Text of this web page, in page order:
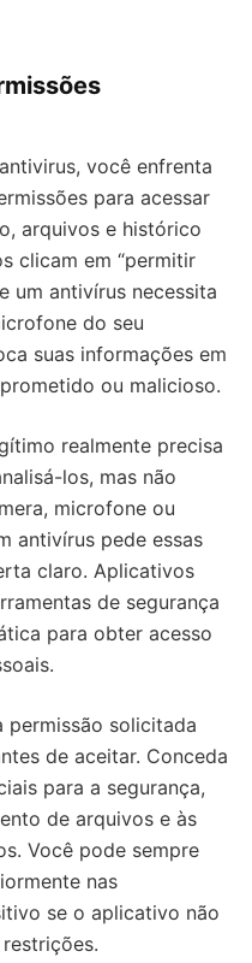
você enfrenta
para acessar
arquivos e histórico
clicam em “permitir
um antivírus necessita
do seu
suas informações em
ou malicioso.
realmente precisa
los, mas não
microfone ou
antivírus pede essas
claro. Aplicativos
de segurança
para obter acesso
permissão solicitada
de aceitar. Conceda
para a segurança,
de arquivos e às
Você pode sempre
nas
se o aplicativo não